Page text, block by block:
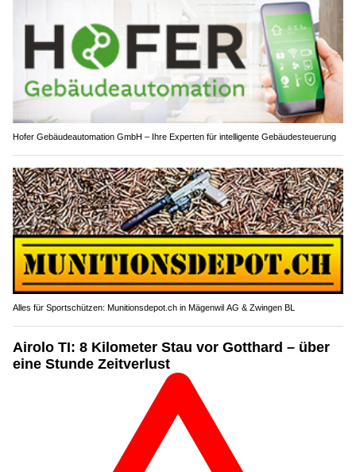
Hofer Gebäudeautomation GmbH – Ihre Experten für intelligente Gebäudesteuerung
Alles für Sportschützen: Munitionsdepot.ch in Mägenwil AG & Zwingen BL
Airolo TI: 8 Kilometer Stau vor Gotthard – über
eine Stunde Zeitverlust